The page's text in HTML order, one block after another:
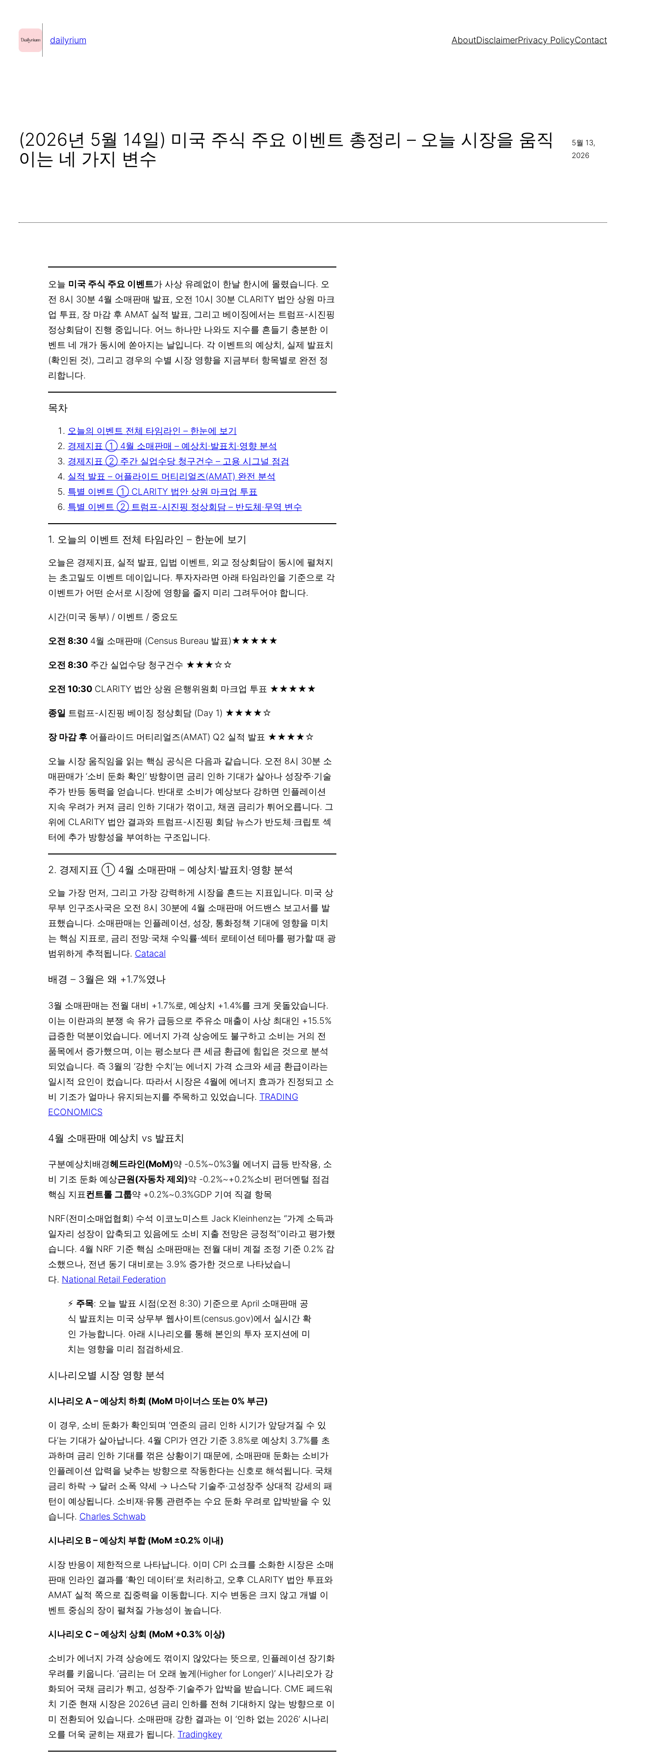
dailyrium AboutDisclaimerPrivacy PolicyContact
(2026년 5월 14일) 미국 주식 주요 이벤트 총정리 – 오늘 시장을 움직
이는 네 가지 변수
5월 13,
2026
오늘 미국 주식 주요 이벤트가 사상 유례없이 한날 한시에 몰렸습니다. 오
전 8시 30분 4월 소매판매 발표, 오전 10시 30분 CLARITY 법안 상원 마크
업 투표, 장 마감 후 AMAT 실적 발표, 그리고 베이징에서는 트럼프-시진핑
정상회담이 진행 중입니다. 어느 하나만 나와도 지수를 흔들기 충분한 이
벤트 네 개가 동시에 쏟아지는 날입니다. 각 이벤트의 예상치, 실제 발표치
(확인된 것), 그리고 경우의 수별 시장 영향을 지금부터 항목별로 완전 정
리합니다.
목차
오늘의 이벤트 전체 타임라인 – 한눈에 보기
경제지표 ① 4월 소매판매 – 예상치·발표치·영향 분석
경제지표 ② 주간 실업수당 청구건수 – 고용 시그널 점검
실적 발표 – 어플라이드 머티리얼즈(AMAT) 완전 분석
특별 이벤트 ① CLARITY 법안 상원 마크업 투표
특별 이벤트 ② 트럼프-시진핑 정상회담 – 반도체·무역 변수
1. 오늘의 이벤트 전체 타임라인 – 한눈에 보기
오늘은 경제지표, 실적 발표, 입법 이벤트, 외교 정상회담이 동시에 펼쳐지
는 초고밀도 이벤트 데이입니다. 투자자라면 아래 타임라인을 기준으로 각
이벤트가 어떤 순서로 시장에 영향을 줄지 미리 그려두어야 합니다.
시간(미국 동부) / 이벤트 / 중요도
오전 8:30 4월 소매판매 (Census Bureau 발표)★★★★★
오전 8:30 주간 실업수당 청구건수 ★★★☆☆
오전 10:30 CLARITY 법안 상원 은행위원회 마크업 투표 ★★★★★
종일 트럼프-시진핑 베이징 정상회담 (Day 1) ★★★★☆
장 마감 후 어플라이드 머티리얼즈(AMAT) Q2 실적 발표 ★★★★☆
오늘 시장 움직임을 읽는 핵심 공식은 다음과 같습니다. 오전 8시 30분 소
매판매가 ‘소비 둔화 확인’ 방향이면 금리 인하 기대가 살아나 성장주·기술
주가 반등 동력을 얻습니다. 반대로 소비가 예상보다 강하면 인플레이션
지속 우려가 커져 금리 인하 기대가 꺾이고, 채권 금리가 튀어오릅니다. 그
위에 CLARITY 법안 결과와 트럼프-시진핑 회담 뉴스가 반도체·크립토 섹
터에 추가 방향성을 부여하는 구조입니다.
2. 경제지표 ① 4월 소매판매 – 예상치·발표치·영향 분석
오늘 가장 먼저, 그리고 가장 강력하게 시장을 흔드는 지표입니다. 미국 상
무부 인구조사국은 오전 8시 30분에 4월 소매판매 어드밴스 보고서를 발
표했습니다. 소매판매는 인플레이션, 성장, 통화정책 기대에 영향을 미치
는 핵심 지표로, 금리 전망·국채 수익률·섹터 로테이션 테마를 평가할 때 광
범위하게 추적됩니다. Catacal
배경 – 3월은 왜 +1.7%였나
3월 소매판매는 전월 대비 +1.7%로, 예상치 +1.4%를 크게 웃돌았습니다.
이는 이란과의 분쟁 속 유가 급등으로 주유소 매출이 사상 최대인 +15.5%
급증한 덕분이었습니다. 에너지 가격 상승에도 불구하고 소비는 거의 전
품목에서 증가했으며, 이는 평소보다 큰 세금 환급에 힘입은 것으로 분석
되었습니다. 즉 3월의 ‘강한 수치’는 에너지 가격 쇼크와 세금 환급이라는
일시적 요인이 컸습니다. 따라서 시장은 4월에 에너지 효과가 진정되고 소
비 기조가 얼마나 유지되는지를 주목하고 있었습니다. TRADING
ECONOMICS
4월 소매판매 예상치 vs 발표치
구분예상치배경헤드라인(MoM)약 -0.5%~0%3월 에너지 급등 반작용, 소
비 기조 둔화 예상근원(자동차 제외)약 -0.2%~+0.2%소비 펀더멘털 점검
핵심 지표컨트롤 그룹약 +0.2%~0.3%GDP 기여 직결 항목
NRF(전미소매업협회) 수석 이코노미스트 Jack Kleinhenz는 “가계 소득과
일자리 성장이 압축되고 있음에도 소비 지출 전망은 긍정적”이라고 평가했
습니다. 4월 NRF 기준 핵심 소매판매는 전월 대비 계절 조정 기준 0.2% 감
소했으나, 전년 동기 대비로는 3.9% 증가한 것으로 나타났습니
다. National Retail Federation
⚡ 주목: 오늘 발표 시점(오전 8:30) 기준으로 April 소매판매 공
식 발표치는 미국 상무부 웹사이트(census.gov)에서 실시간 확
인 가능합니다. 아래 시나리오를 통해 본인의 투자 포지션에 미
치는 영향을 미리 점검하세요.
시나리오별 시장 영향 분석
시나리오 A – 예상치 하회 (MoM 마이너스 또는 0% 부근)
이 경우, 소비 둔화가 확인되며 ‘연준의 금리 인하 시기가 앞당겨질 수 있
다’는 기대가 살아납니다. 4월 CPI가 연간 기준 3.8%로 예상치 3.7%를 초
과하며 금리 인하 기대를 꺾은 상황이기 때문에, 소매판매 둔화는 소비가
인플레이션 압력을 낮추는 방향으로 작동한다는 신호로 해석됩니다. 국채
금리 하락 → 달러 소폭 약세 → 나스닥 기술주·고성장주 상대적 강세의 패
턴이 예상됩니다. 소비재·유통 관련주는 수요 둔화 우려로 압박받을 수 있
습니다. Charles Schwab
시나리오 B – 예상치 부합 (MoM ±0.2% 이내)
시장 반응이 제한적으로 나타납니다. 이미 CPI 쇼크를 소화한 시장은 소매
판매 인라인 결과를 ‘확인 데이터’로 처리하고, 오후 CLARITY 법안 투표와
AMAT 실적 쪽으로 집중력을 이동합니다. 지수 변동은 크지 않고 개별 이
벤트 중심의 장이 펼쳐질 가능성이 높습니다.
시나리오 C – 예상치 상회 (MoM +0.3% 이상)
소비가 에너지 가격 상승에도 꺾이지 않았다는 뜻으로, 인플레이션 장기화
우려를 키웁니다. ‘금리는 더 오래 높게(Higher for Longer)’ 시나리오가 강
화되어 국채 금리가 튀고, 성장주·기술주가 압박을 받습니다. CME 페드워
치 기준 현재 시장은 2026년 금리 인하를 전혀 기대하지 않는 방향으로 이
미 전환되어 있습니다. 소매판매 강한 결과는 이 ‘인하 없는 2026’ 시나리
오를 더욱 굳히는 재료가 됩니다. Tradingkey